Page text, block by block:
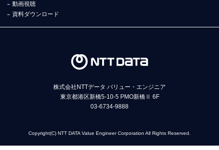
動画視聴
資料ダウンロード
株式会社NTTデータ バリュー・エンジニア
東京都港区新橋5-10-5 PMO新橋Ⅱ 6F
03-6734-9888
Copyright(C) NTT DATA Value Engineer Corporation All Rights Reserved.